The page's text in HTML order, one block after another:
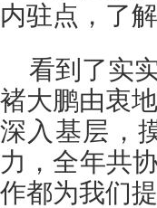
内驻点，了
看到了实
褚大鹏由衷
深入基层，
力，全年共
作都为我们